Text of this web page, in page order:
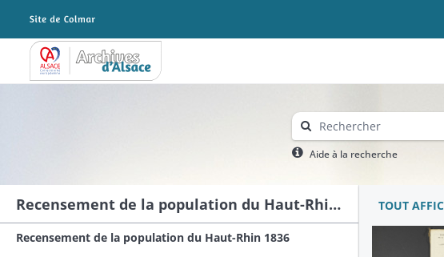
Archives Alsace - Colmar
Aide à la recherche
Recensement de la population du Haut-Rhin 1836
Recensement de la population du Haut-Rhin 1836
TOUT